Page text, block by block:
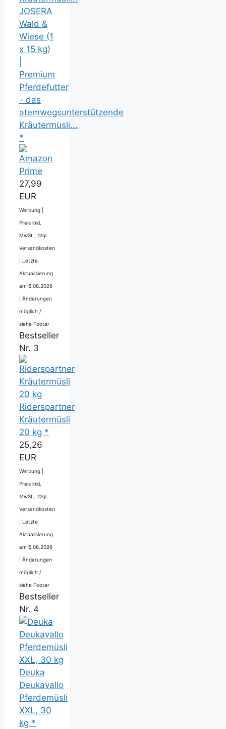
JOSERA
Wald &
Wiese (1
x 15 kg)
Premium
Pferdefutter
- das
atemwegsunterstützende
Kräutermüsli...
*
27,99
EUR
Werbung |
Preis inkl.
MwSt., zzgl.
Versandkosten
Letzte
Aktualisierung
am 6.08.2026
Änderungen
möglich /
siehe Footer
Bestseller
Nr. 3
Riderspartner
Kräutermüsli
20 kg *
25,26
EUR
Werbung |
Preis inkl.
MwSt., zzgl.
Versandkosten
Letzte
Aktualisierung
am 6.08.2026
Änderungen
möglich /
siehe Footer
Bestseller
Nr. 4
Deuka
Deukavallo
Pferdemüsli
XXL, 30
kg *